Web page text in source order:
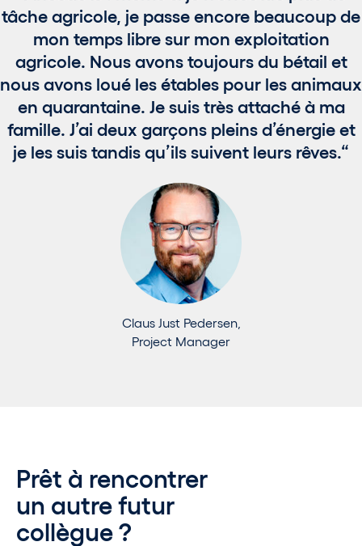
tâche agricole, je passe encore beaucoup de
mon temps libre sur mon exploitation
agricole. Nous avons toujours du bétail et
nous avons loué les étables pour les animaux
en quarantaine. Je suis très attaché à ma
famille. J’ai deux garçons pleins d’énergie et
je les suis tandis qu’ils suivent leurs rêves.
Claus Just Pedersen,
Project Manager
Prêt à rencontrer
un autre futur
collègue ?